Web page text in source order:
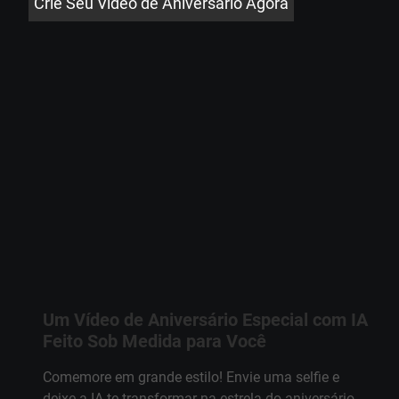
Um Vídeo de Aniversário Especial com IA
Feito Sob Medida para Você
Comemore em grande estilo! Envie uma selfie e